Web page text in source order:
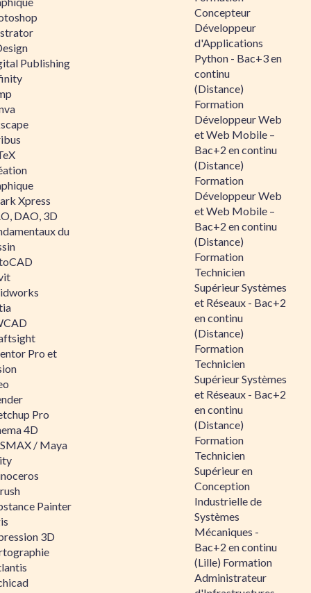
Publishing
Xpress
DAO, 3D
du
Pro et
Pro
4D
/ Maya
Painter
3D
Concepteur
Développeur
d'Applications
Python - Bac+3 en
continu
(Distance)
Formation
Développeur Web
et Web Mobile –
Bac+2 en continu
(Distance)
Formation
Développeur Web
et Web Mobile –
Bac+2 en continu
(Distance)
Formation
Technicien
Supérieur Systèmes
et Réseaux - Bac+2
en continu
(Distance)
Formation
Technicien
Supérieur Systèmes
et Réseaux - Bac+2
en continu
(Distance)
Formation
Technicien
Supérieur en
Conception
Industrielle de
Systèmes
Mécaniques -
Bac+2 en continu
(Lille) Formation
Administrateur